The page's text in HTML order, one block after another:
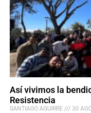
Así vivimos la
Resistencia
SANTIAGO AGUIRRE 30